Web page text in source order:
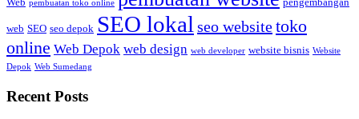
pembuatan toko online
web SEO seo depok SEO lokal seo websitetoko
online Web Depok web design web developer website bisnis Website
Depok Web Sumedang
Recent Posts